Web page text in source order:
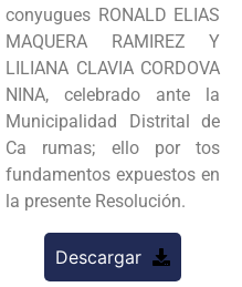
Intranet
conyugues RONALD ELIAS
MAQUERA RAMIREZ Y
LILIANA CLAVIA CORDOVA
NINA, celebrado ante la
Municipalidad Distrital de
Ca rumas; ello por tos
fundamentos expuestos en
la presente Resolución.
Descargar